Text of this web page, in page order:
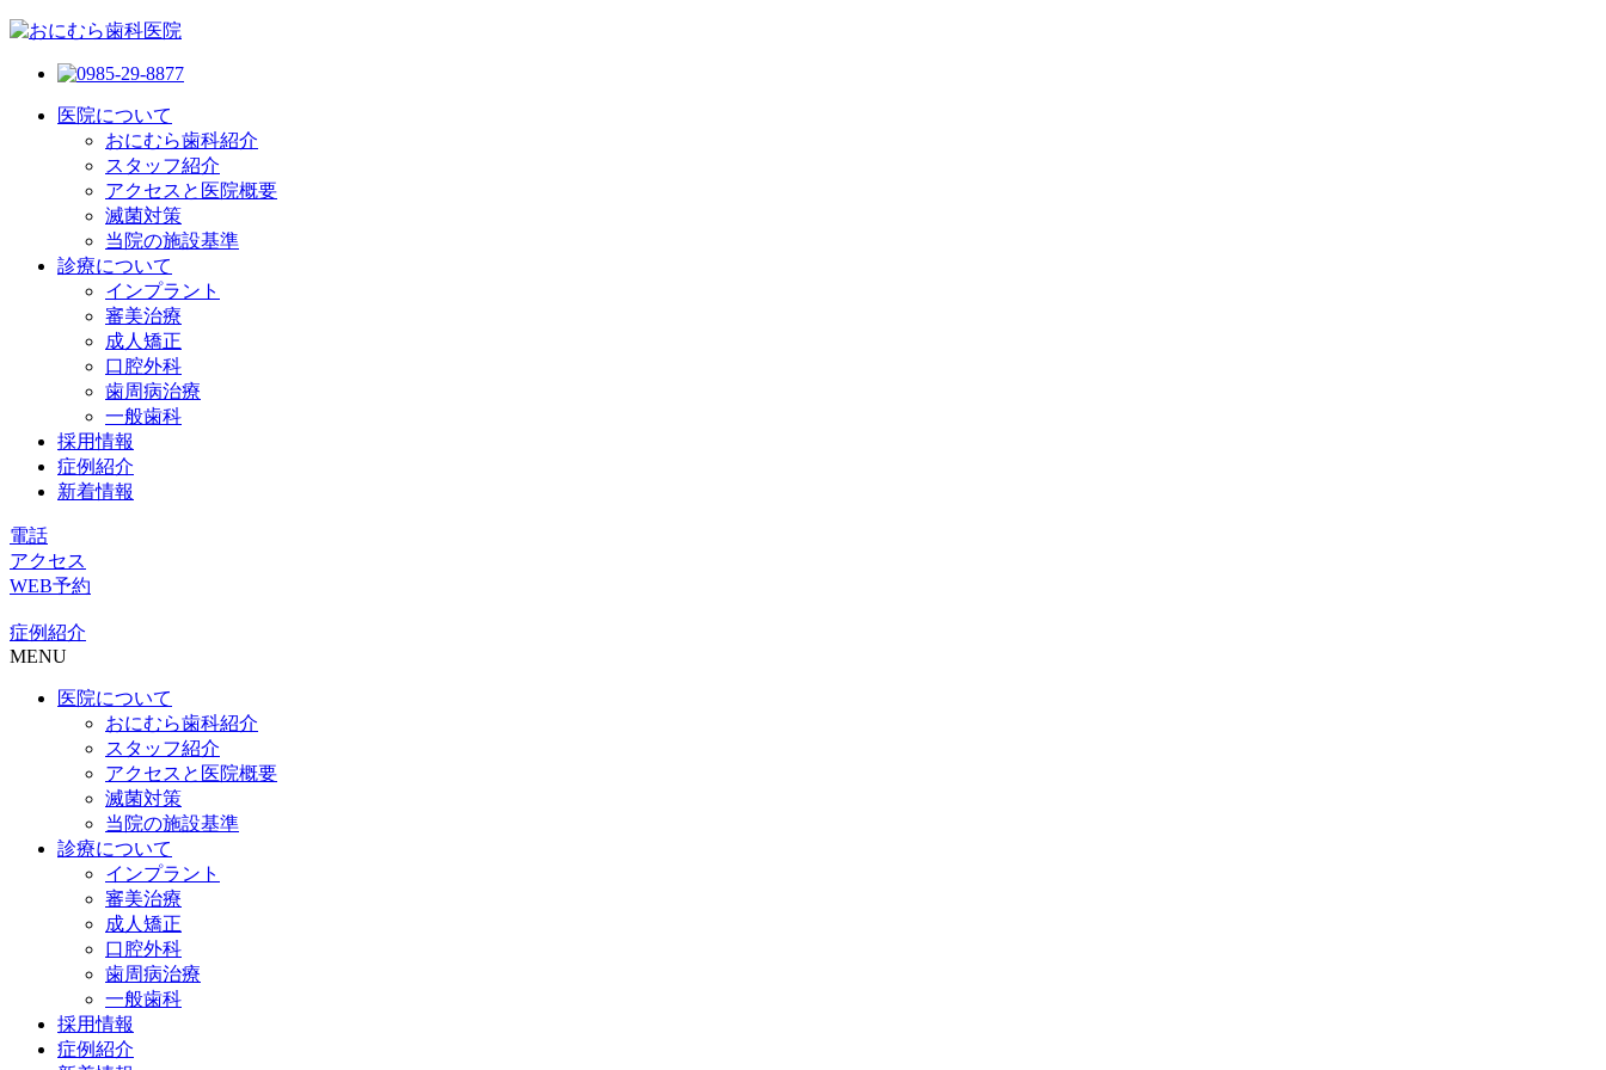
医院について
おにむら歯科紹介
スタッフ紹介
アクセスと医院概要
滅菌対策
当院の施設基準
診療について
インプラント
審美治療
成人矯正
口腔外科
歯周病治療
一般歯科
採用情報
症例紹介
新着情報
電話
アクセス
WEB予約
症例紹介
MENU
医院について
おにむら歯科紹介
スタッフ紹介
アクセスと医院概要
滅菌対策
当院の施設基準
診療について
インプラント
審美治療
成人矯正
口腔外科
歯周病治療
一般歯科
採用情報
症例紹介